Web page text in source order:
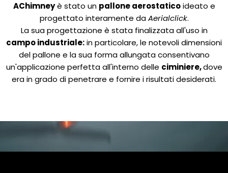
AChimneyè stato un pallone aerostaticoideato e
progettato interamente daAerialclick.
La sua progettazione è stata finalizzata all'uso in
campo industriale:in particolare, le notevoli dimensioni
del pallone e la sua forma allungata consentivano
un'applicazione perfetta all'interno delle ciminiere,dove
era in grado di penetrare e fornire i risultati desiderati.